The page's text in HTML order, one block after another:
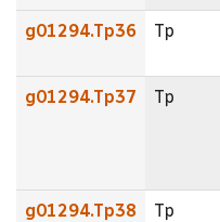
g01294.Tp36 Tp
g01294.Tp37 Tp
g01294.Tp38 Tp